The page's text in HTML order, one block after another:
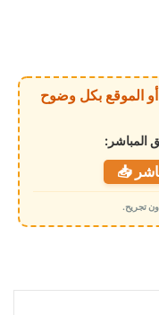
أو الموقع بكل وضوح
المباشر:
📥
تجريح.